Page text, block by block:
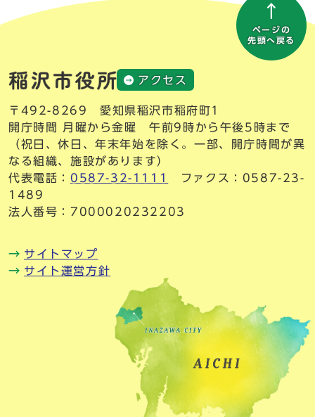
ページの
先頭へ戻る
アクセス
〒492-8269 愛知県稲沢市稲府町1
開庁時間 月曜から金曜 午前9時から午後5時まで
（祝日、休日、年末年始を除く。一部、開庁時間が異
なる組織、施設があります）
代表電話： 0587-32-1111
ファクス：0587-23-
1489
法人番号：7000020232203
サイトマップ
サイト運営方針